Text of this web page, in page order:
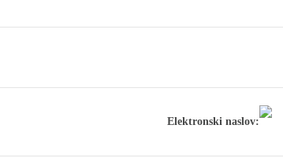
Elektronski naslov: